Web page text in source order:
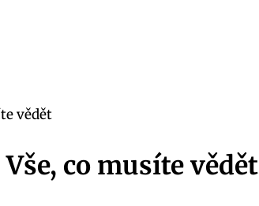
vědět
co musíte vědět